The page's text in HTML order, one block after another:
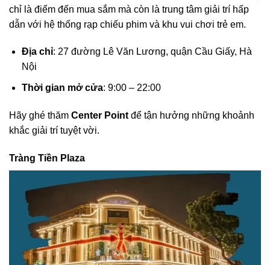
chỉ là điểm đến mua sắm mà còn là trung tâm giải trí hấp
dẫn với hệ thống rạp chiếu phim và khu vui chơi trẻ em.
Địa chỉ: 27 đường Lê Văn Lương, quận Cầu Giấy, Hà
Nội
Thời gian mở cửa: 9:00 – 22:00
Hãy ghé thăm Center Point để tận hưởng những khoảnh
khắc giải trí tuyệt vời.
Tràng Tiền Plaza